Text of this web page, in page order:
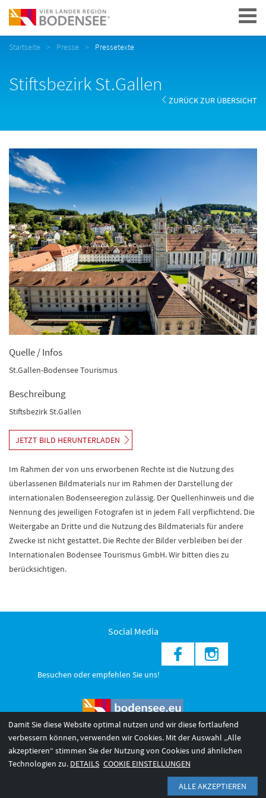
Navigation
Startseite Presse Pressetexte
Stiftsbezirk St.Gallen
ZURÜCK ZUR ÜBERSICHT
Quelle / Infos
St.Gallen-Bodensee Tourismus
Beschreibung
Stiftsbezirk St.Gallen
JETZT BILD HERUNTERLADEN
Im Rahmen der von uns erworbenen Rechte ist die Nutzung des
überlassenen Bildmaterials nur im Rahmen der Darstellung der
internationalen Bodenseeregion zulässig. Der Quellenhinweis und die
Nennung des jeweiligen Fotografen ist in jedem Fall verpflichtend. Die
Weitergabe an Dritte und die Nutzung des Bildmaterials für andere
Zwecke ist nicht gestattet. Die Rechte der Bilder verbleiben bei der
Internationalen Bodensee Tourismus GmbH. Wir bitten dies zu
berücksichtigen.
Social Media
Besuchen oder empfehlen Sie uns!
© 2026 Internationale Bodensee Tourismus GmbH
Damit Sie diese Website optimal nutzen und wir diese fortlaufend
verbessern können, verwenden wir Cookies. Mit der Auswahl „Alle
akzeptieren“ stimmen Sie der Nutzung von Cookies und ähnlichen
Technologien zu. DETAILS COOKIE EINSTELLUNGEN
ALLE AKZEPTIEREN